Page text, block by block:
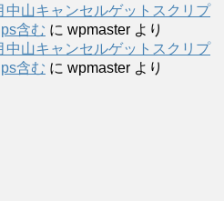
中山キャンセルゲットスクリプ
含む に wpmaster より
中山キャンセルゲットスクリプ
含む に wpmaster より